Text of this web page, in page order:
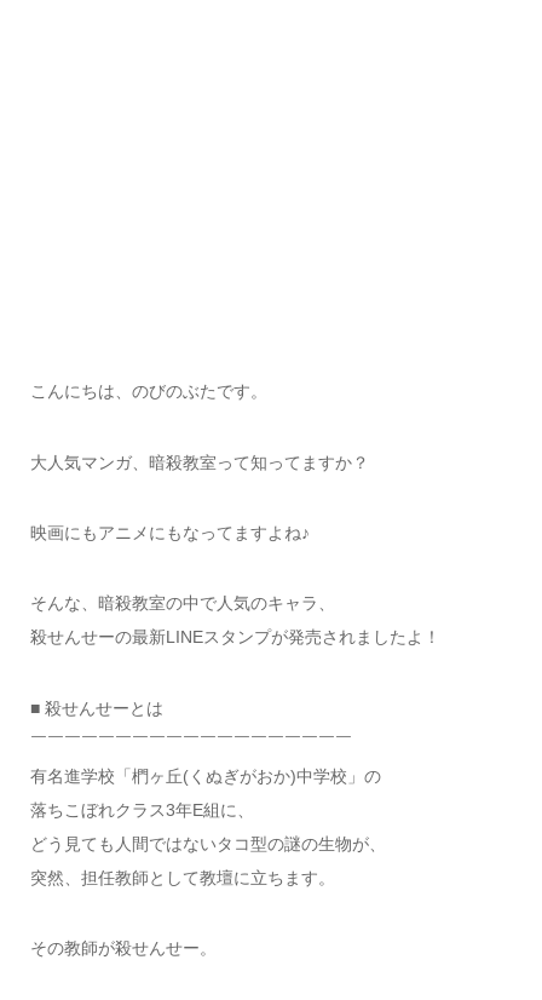
こんにちは、のびのぶたです。
大人気マンガ、暗殺教室って知ってますか？
映画にもアニメにもなってますよね♪
そんな、暗殺教室の中で人気のキャラ、
殺せんせーの最新LINEスタンプが発売されましたよ！
■ 殺せんせーとは
￣￣￣￣￣￣￣￣￣￣￣￣￣￣￣￣￣￣￣
有名進学校「椚ヶ丘(くぬぎがおか)中学校」の
落ちこぼれクラス3年E組に、
どう見ても人間ではないタコ型の謎の生物が、
突然、担任教師として教壇に立ちます。
その教師が殺せんせー。